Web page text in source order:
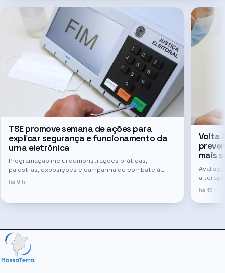
TSE promove semana de ações para
explicar segurança e funcionamento da
urna eletrônica
Programação inclui demonstrações práticas,
palestras, exposições e campanha de combate à
desinformação sobre o sistema de votação
há 9 h
Volta
mais
há 13 h